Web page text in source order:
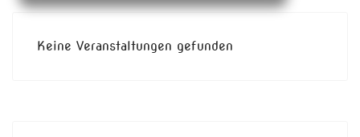
Keine Veranstaltungen gefunden